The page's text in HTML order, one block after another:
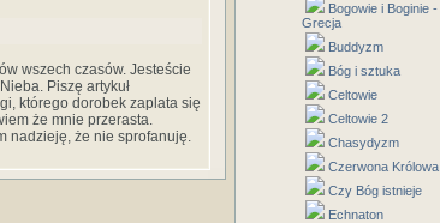
wszech czasów. Jesteście
Piszę artykuł
którego dorobek zaplata się
że mnie przerasta.
nadzieję, że nie sprofanuję.
Bogowie i Boginie -
Grecja
Buddyzm
Bóg i sztuka
Celtowie
Celtowie 2
Chasydyzm
Czerwona Królowa
Czy Bóg istnieje
Echnaton